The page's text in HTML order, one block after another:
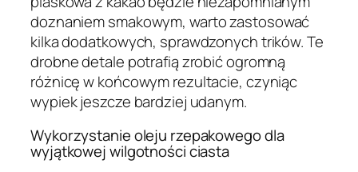
doznaniem smakowym, warto zastosować
kilka dodatkowych, sprawdzonych trików. Te
drobne detale potrafią zrobić ogromną
różnicę w końcowym rezultacie, czyniąc
wypiek jeszcze bardziej udanym.
Wykorzystanie oleju rzepakowego dla
wyjątkowej wilgotności ciasta